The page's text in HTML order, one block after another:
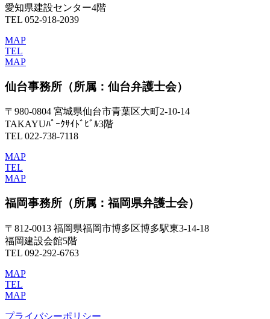
愛知県建設センター4階
TEL 052-918-2039
MAP
TEL
MAP
仙台事務所 （所属：仙台弁護士会）
〒980-0804 宮城県仙台市青葉区大町2-10-14
TAKAYUﾊﾟｰｸｻｲﾄﾞﾋﾞﾙ3階
TEL 022-738-7118
MAP
TEL
MAP
福岡事務所 （所属：福岡県弁護士会）
〒812-0013 福岡県福岡市博多区博多駅東3-14-18
福岡建設会館5階
TEL 092-292-6763
MAP
TEL
MAP
プライバシーポリシー